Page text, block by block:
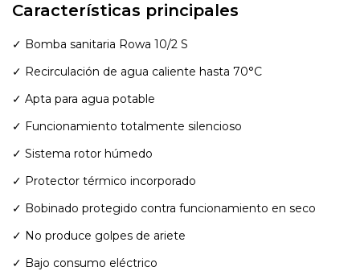
Características principales
✓ Bomba sanitaria Rowa 10/2 S
✓ Recirculación de agua caliente hasta 70°C
✓ Apta para agua potable
✓ Funcionamiento totalmente silencioso
✓ Sistema rotor húmedo
✓ Protector térmico incorporado
✓ Bobinado protegido contra funcionamiento en seco
✓ No produce golpes de ariete
✓ Bajo consumo eléctrico